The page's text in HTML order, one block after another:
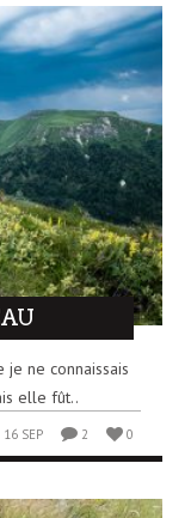
ne connaissais
elle fût..
16 SEP 2 0